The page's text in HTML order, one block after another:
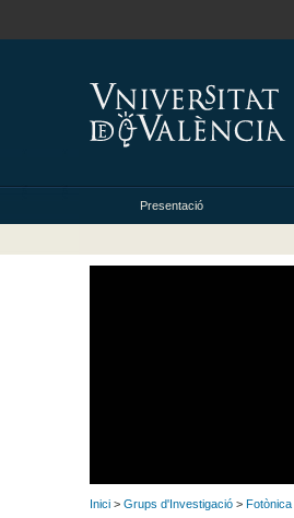
Presentació
Inici > Grups d'Investigació > Fotònica